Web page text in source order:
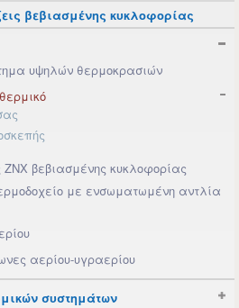
βεβιασμένης κυκλοφορίας
υψηλών θερμοκρασιών
βεβιασμένης κυκλοφορίας
με ενσωματωμένη αντλία
αερίου-υγραερίου
συστημάτων